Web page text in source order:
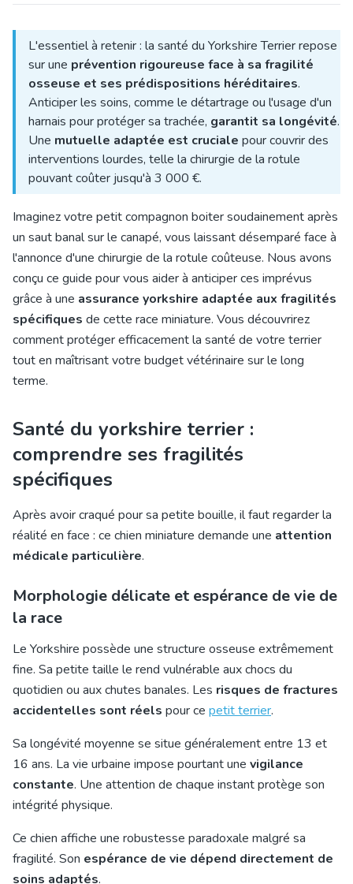
L'essentiel à retenir : la santé du Yorkshire Terrier repose
sur une prévention rigoureuse face à sa fragilité
osseuse et ses prédispositions héréditaires.
Anticiper les soins, comme le détartrage ou l'usage d'un
harnais pour protéger sa trachée, garantit sa longévité.
Une mutuelle adaptée est cruciale pour couvrir des
interventions lourdes, telle la chirurgie de la rotule
pouvant coûter jusqu'à 3 000 €.
Imaginez votre petit compagnon boiter soudainement après
un saut banal sur le canapé, vous laissant désemparé face à
l'annonce d'une chirurgie de la rotule coûteuse. Nous avons
conçu ce guide pour vous aider à anticiper ces imprévus
grâce à une assurance yorkshire adaptée aux fragilités
spécifiques de cette race miniature. Vous découvrirez
comment protéger efficacement la santé de votre terrier
tout en maîtrisant votre budget vétérinaire sur le long
terme.
Santé du yorkshire terrier :
comprendre ses fragilités
spécifiques
Après avoir craqué pour sa petite bouille, il faut regarder la
réalité en face : ce chien miniature demande une attention
médicale particulière.
Morphologie délicate et espérance de vie de
la race
Le Yorkshire possède une structure osseuse extrêmement
fine. Sa petite taille le rend vulnérable aux chocs du
quotidien ou aux chutes banales. Les risques de fractures
accidentelles sont réels pour ce petit terrier.
Sa longévité moyenne se situe généralement entre 13 et
16 ans. La vie urbaine impose pourtant une vigilance
constante. Une attention de chaque instant protège son
intégrité physique.
Ce chien affiche une robustesse paradoxale malgré sa
fragilité. Son espérance de vie dépend directement de
soins adaptés.